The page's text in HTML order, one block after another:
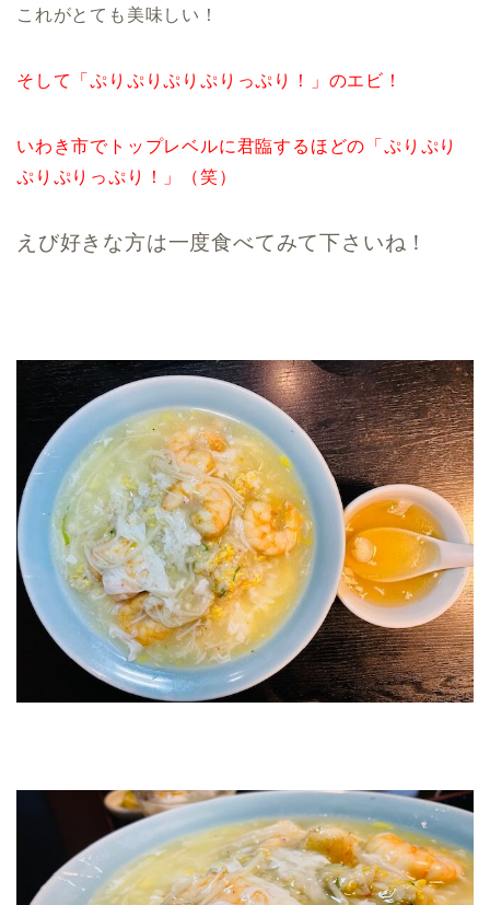
これがとても美味しい！
そして「ぷりぷりぷりぷりっぷり！」のエビ！
いわき市でトップレベルに君臨するほどの「ぷりぷり
ぷりぷりっぷり！」（笑）
えび好きな方は一度食べてみて下さいね！